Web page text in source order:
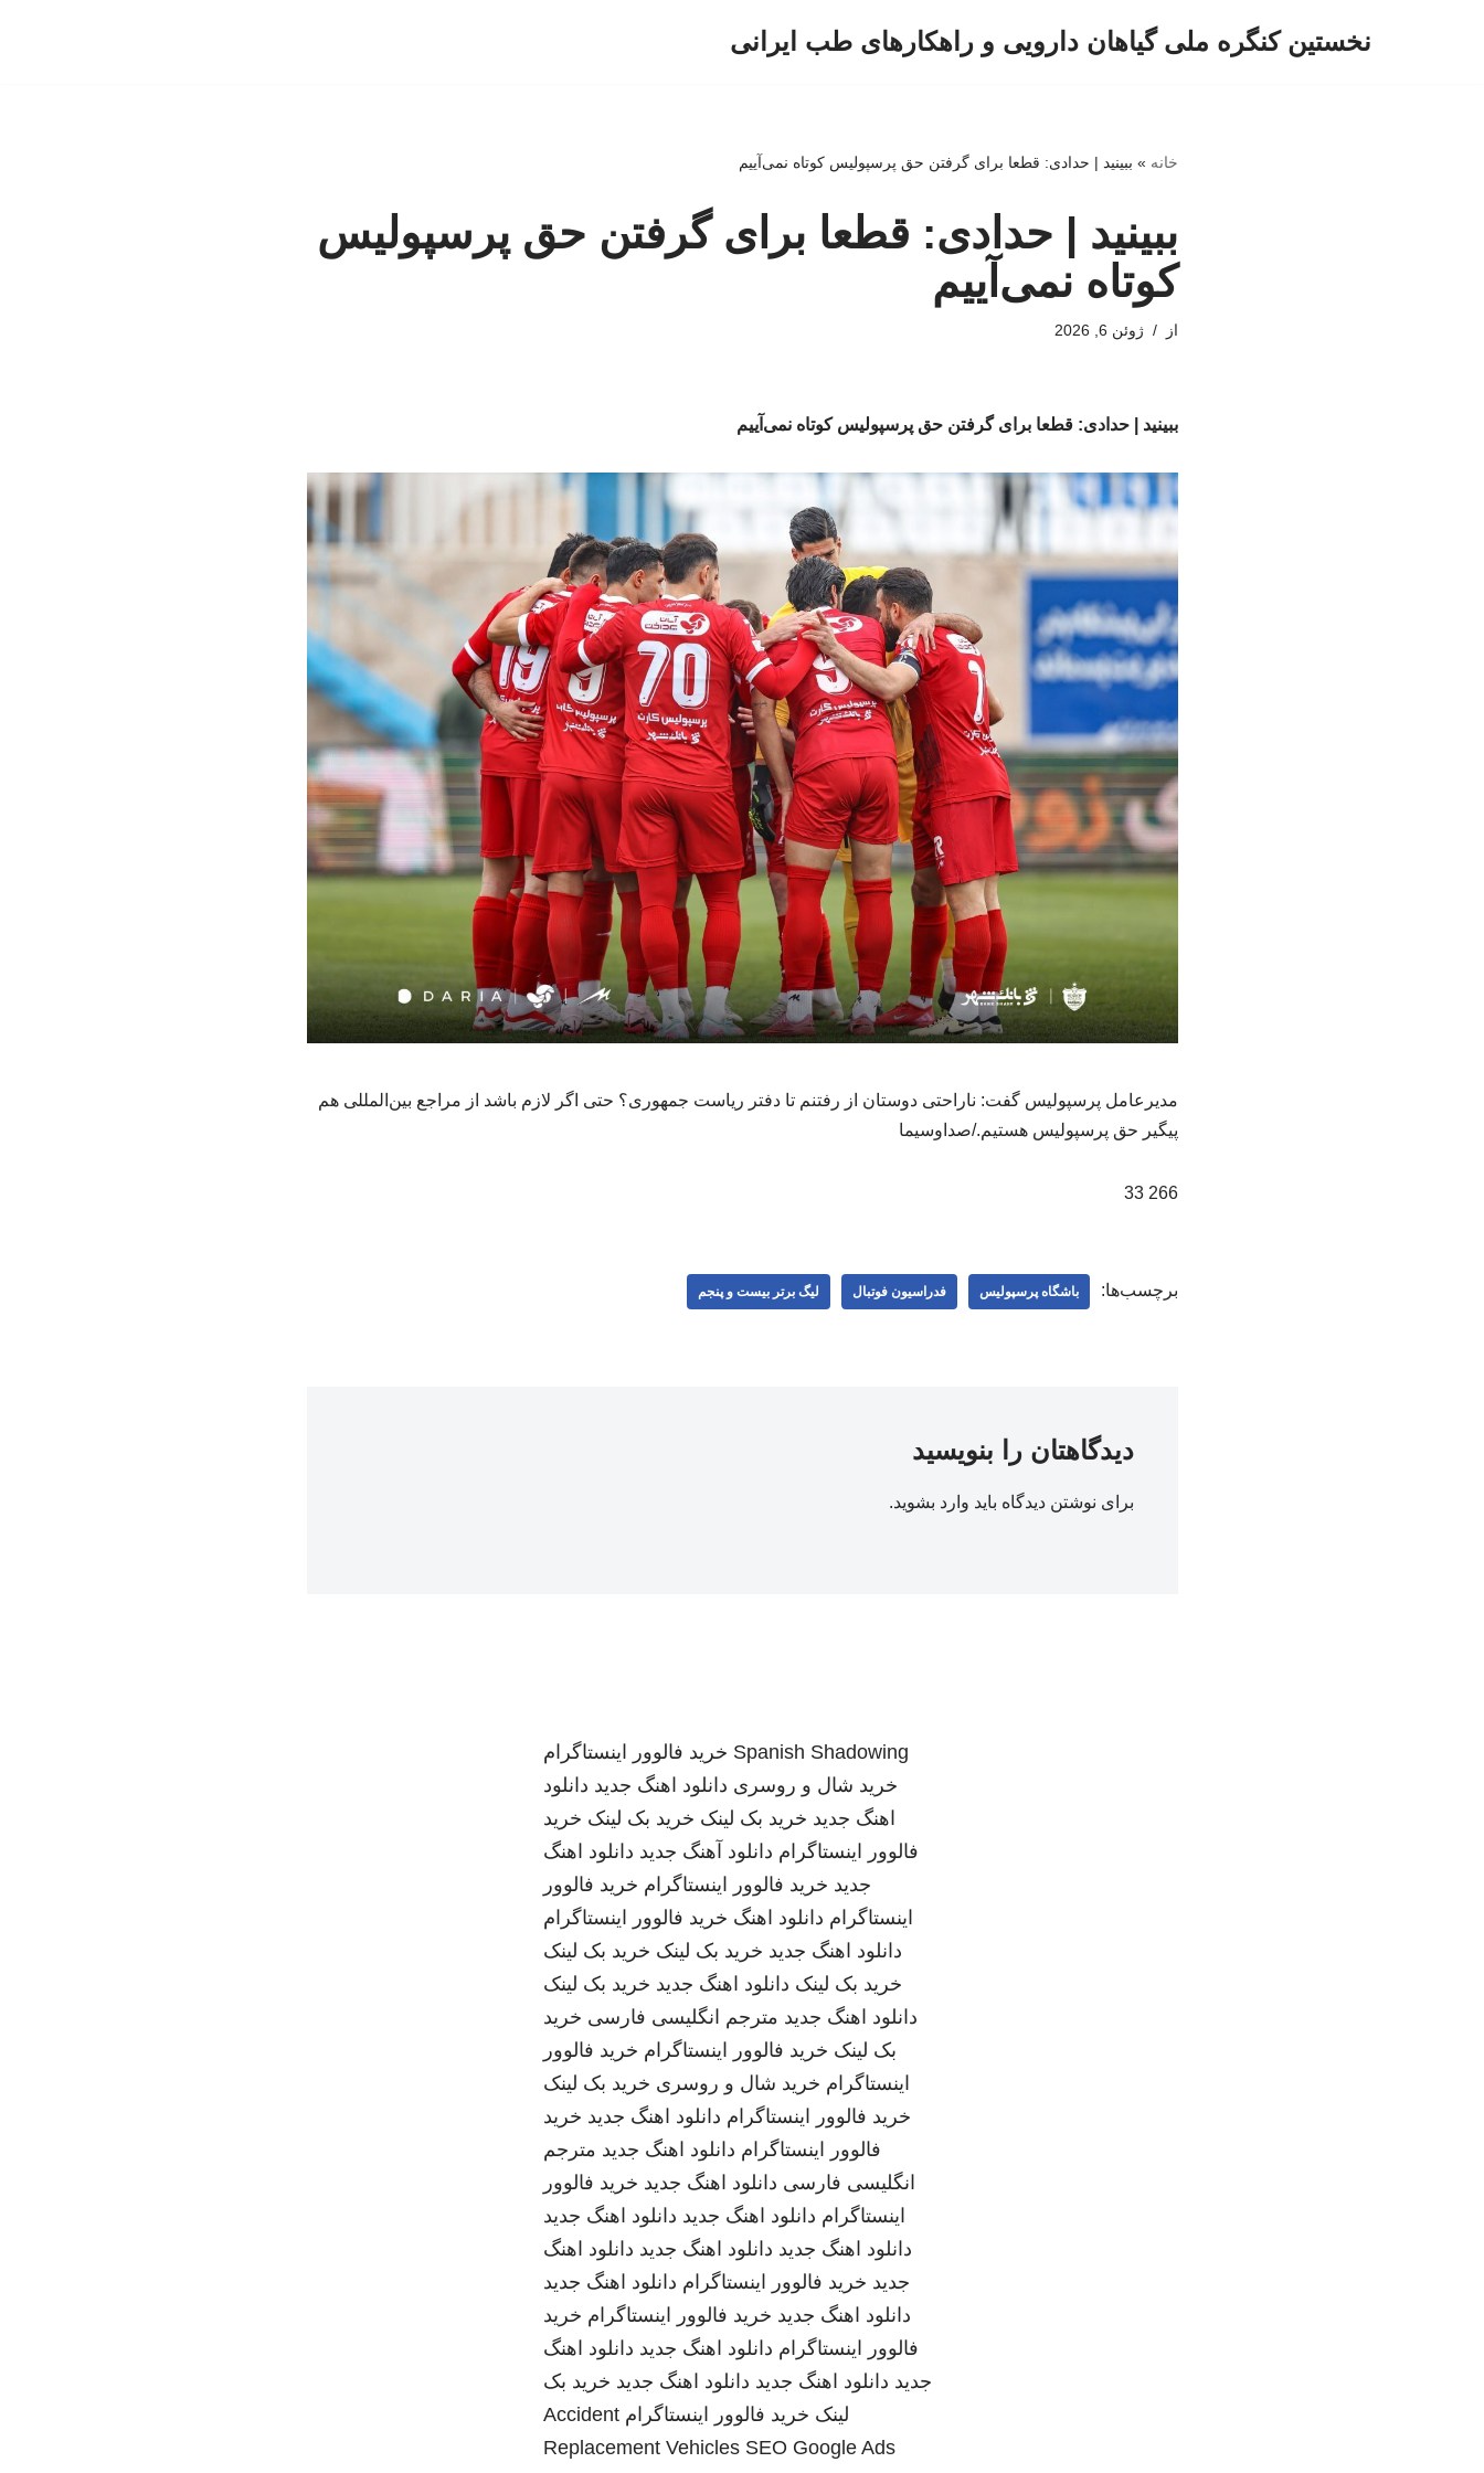
نخستین کنگره ملی گیاهان دارویی و راهکارهای طب ایرانی
خانه » ببینید | حدادی: قطعا برای گرفتن حق پرسپولیس کوتاه نمی‌آییم
ببینید | حدادی: قطعا برای گرفتن حق پرسپولیس
کوتاه نمی‌آییم
از ژوئن 6, 2026
ببینید | حدادی: قطعا برای گرفتن حق پرسپولیس کوتاه نمی‌آییم
مدیرعامل پرسپولیس گفت: ناراحتی دوستان از رفتنم تا دفتر ریاست جمهوری؟ حتی اگر لازم باشد از مراجع بین‌المللی هم
پیگیر حق پرسپولیس هستیم./صداوسیما
266 33
برچسب‌ها: باشگاه پرسپولیس فدراسیون فوتبال لیگ برتر بیست و پنجم
دیدگاهتان را بنویسید
برای نوشتن دیدگاه باید وارد بشوید.
Spanish Shadowing خرید فالوور اینستاگرام
خرید شال و روسری دانلود اهنگ جدید دانلود
اهنگ جدید خرید بک لینک خرید بک لینک خرید
فالوور اینستاگرام دانلود آهنگ جدید دانلود اهنگ
جدید خرید فالوور اینستاگرام خرید فالوور
اینستاگرام دانلود اهنگ خرید فالوور اینستاگرام
دانلود اهنگ جدید خرید بک لینک خرید بک لینک
خرید بک لینک دانلود اهنگ جدید خرید بک لینک
دانلود اهنگ جدید مترجم انگلیسی فارسی خرید
بک لینک خرید فالوور اینستاگرام خرید فالوور
اینستاگرام خرید شال و روسری خرید بک لینک
خرید فالوور اینستاگرام دانلود اهنگ جدید خرید
فالوور اینستاگرام دانلود اهنگ جدید مترجم
انگلیسی فارسی دانلود اهنگ جدید خرید فالوور
اینستاگرام دانلود اهنگ جدید دانلود اهنگ جدید
دانلود اهنگ جدید دانلود اهنگ جدید دانلود اهنگ
جدید خرید فالوور اینستاگرام دانلود اهنگ جدید
دانلود اهنگ جدید خرید فالوور اینستاگرام خرید
فالوور اینستاگرام دانلود اهنگ جدید دانلود اهنگ
جدید دانلود اهنگ جدید دانلود اهنگ جدید خرید بک
لینک خرید فالوور اینستاگرام Accident
Replacement Vehicles SEO Google Ads